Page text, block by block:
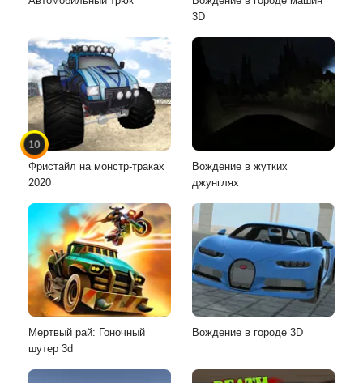
3D
10
Фристайл на монстр-траках
2020
Вождение в жутких
джунглях
Мертвый рай: Гоночный
шутер 3d
Вождение в городе 3D